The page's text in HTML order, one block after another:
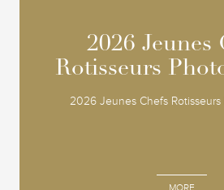
2026 Jeunes
Rotisseurs
2026 Jeunes Chefs
MORE
2026 Jeunes
Rotisseurs